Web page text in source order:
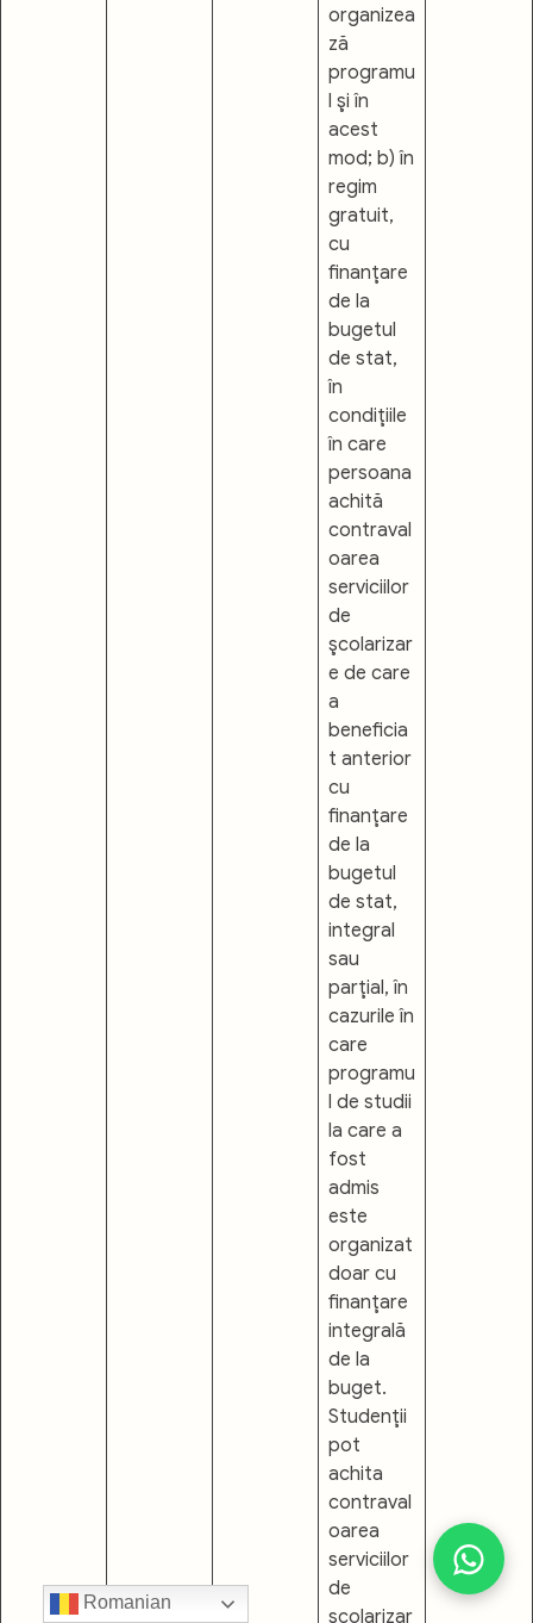
organizea
ză
programu
l şi în
acest
mod; b) în
regim
gratuit,
cu
finanţare
de la
bugetul
de stat,
în
condiţiile
în care
persoana
achită
contraval
oarea
serviciilor
de
şcolarizar
e de care
a
beneficia
t anterior
cu
finanţare
de la
bugetul
de stat,
integral
sau
parţial, în
cazurile în
care
programu
l de studii
la care a
fost
admis
este
organizat
doar cu
finanţare
integrală
de la
buget.
Studenţii
pot
achita
contraval
oarea
serviciilor
de
şcolarizar
Romanian